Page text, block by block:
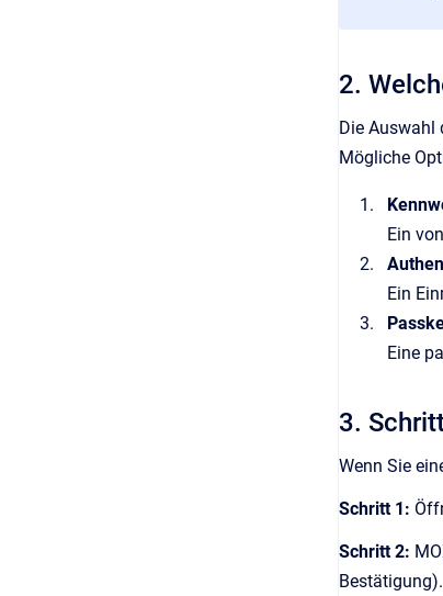
2.
Die Auswahl
Mögliche
Ein
Ein
Eine
3.
Wenn Sie
Schritt 1:
Schritt 2:
Bestätigung).